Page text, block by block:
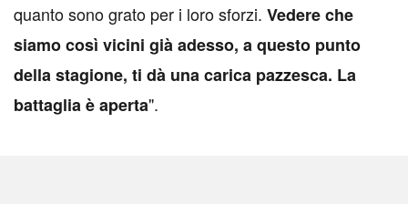
quanto sono grato per i loro sforzi. Vedere che
siamo così vicini già adesso, a questo punto
della stagione, ti dà una carica pazzesca. La
battaglia è aperta".